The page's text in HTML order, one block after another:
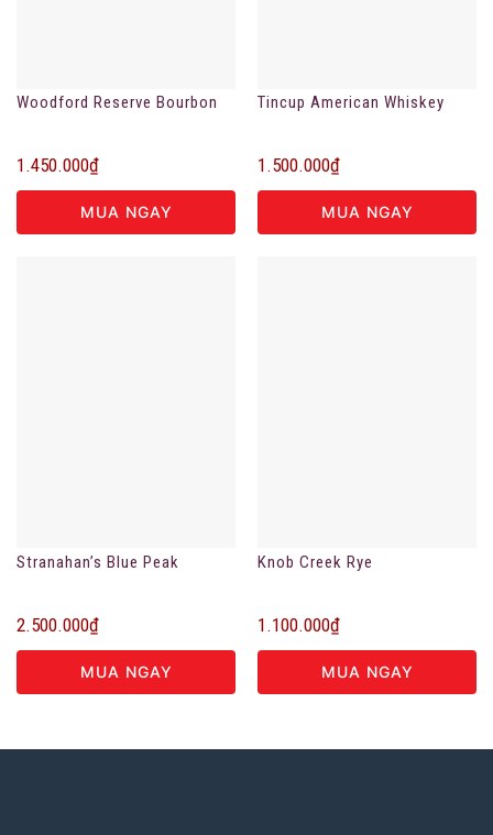
Woodford Reserve Bourbon
1.450.000₫
MUA NGAY
Tincup American Whiskey
1.500.000₫
MUA NGAY
Stranahan’s Blue Peak
2.500.000₫
MUA NGAY
Knob Creek Rye
1.100.000₫
MUA NGAY